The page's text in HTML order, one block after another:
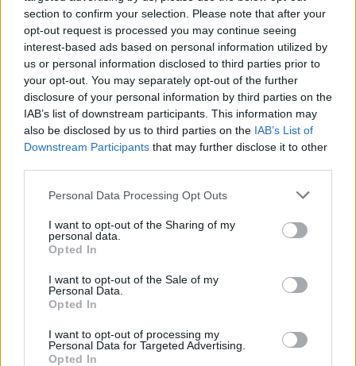
section to confirm your selection. Please note that after your
opt-out request is processed you may continue seeing
interest-based ads based on personal information utilized by
us or personal information disclosed to third parties prior to
your opt-out. You may separately opt-out of the further
disclosure of your personal information by third parties on the
IAB’s list of downstream participants. This information may
also be disclosed by us to third parties on the IAB’s List of
Downstream Participants that may further disclose it to other
Personal Data Processing Opt Outs
I want to opt-out of the Sharing of my
personal data.
Opted In
I want to opt-out of the Sale of my
Personal Data.
Opted In
I want to opt-out of processing my
Personal Data for Targeted Advertising.
Opted In
Hot - take dating: η αυθεντικότητα είναι sexy
Οι singles αναζητούν ανθρώπους με ισχυρές
απόψεις, αρκεί η συζήτηση να έχει βάθος και
ειλικρίνεια. Οι έντονοι διάλογοι και τα «hot
takes» είναι η νέα μορφή προκαταρκτικών.